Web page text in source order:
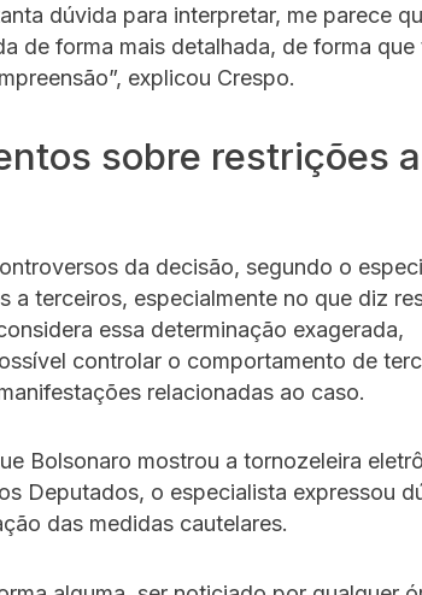
dúvida para interpretar, me parece
de forma mais detalhada, de forma
explicou Crespo.
sobre restrições a
da decisão, segundo o
a terceiros, especialmente no que diz
essa determinação exagerada,
controlar o comportamento de
relacionadas ao caso.
Bolsonaro mostrou a tornozeleira
Deputados, o especialista expressou
das medidas cautelares.